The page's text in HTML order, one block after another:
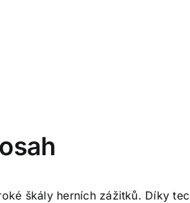
škály herních zážitků. Díky